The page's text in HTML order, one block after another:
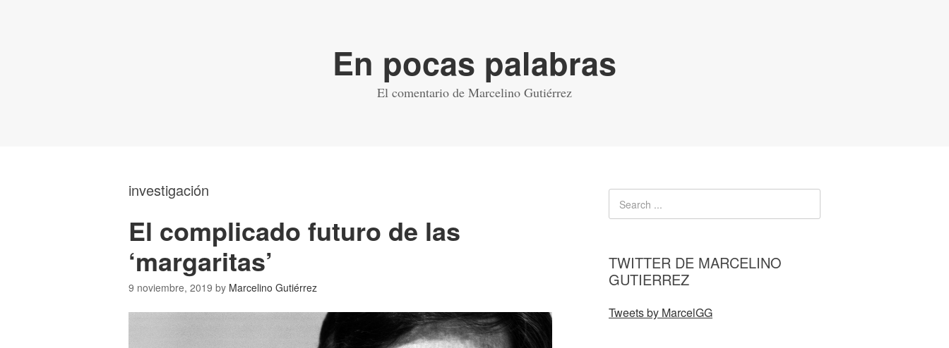
En pocas palabras
El comentario de Marcelino Gutiérrez
investigación
El complicado futuro de las
‘margaritas’
9 noviembre, 2019 by Marcelino Gutiérrez
TWITTER DE MARCELINO
GUTIERREZ
Tweets by MarcelGG